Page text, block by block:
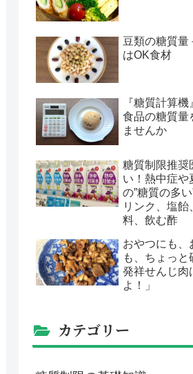
豆類の糖質量
はOK食材
『糖質計算
食品の糖質量
ませんか
糖質制限推奨
い！熱中症や
の”糖質の多
リンク、塩飴
料、飲む酢
おやつにも、
も、ちょっと
発祥せんじ肉
よ！」
カテゴリー